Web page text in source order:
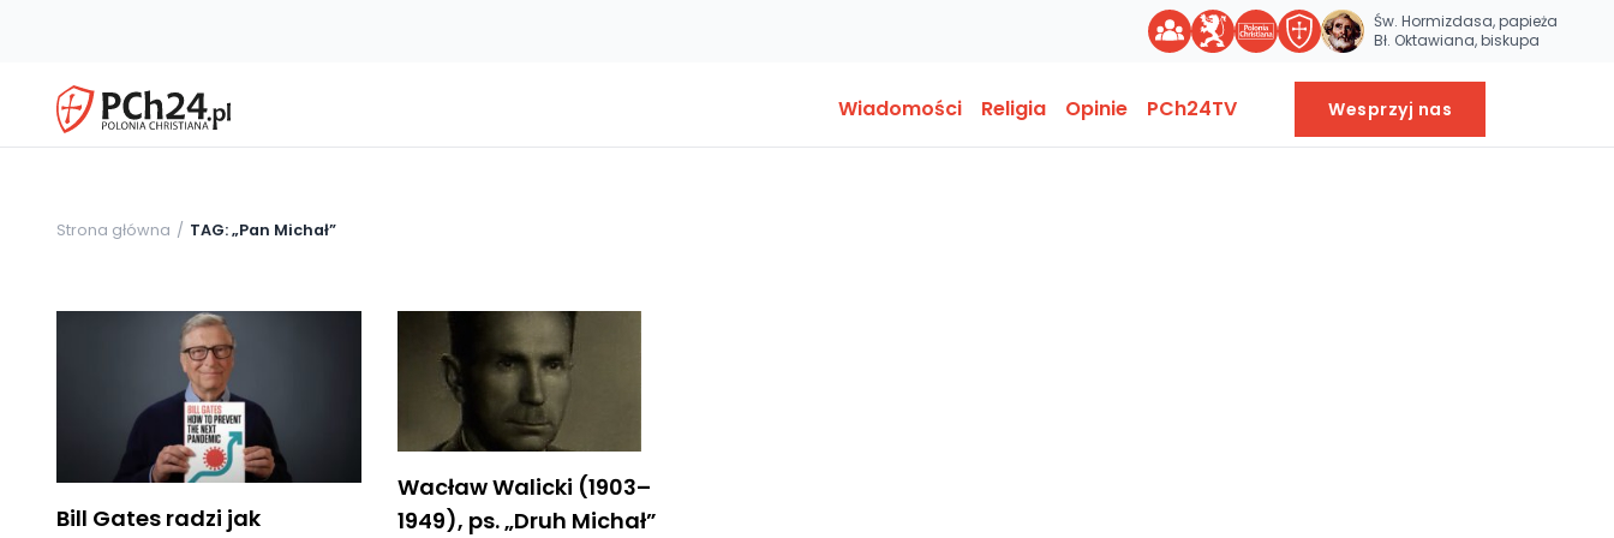
Św. Hormizdasa, papieża
Bł. Oktawiana, biskupa
Wiadomości Religia Opinie PCh24TV Wesprzyj nas
Strona główna TAG: „Pan Michał”
Bill Gates radzi jak
Wacław Walicki (1903–
1949), ps. „Druh Michał”